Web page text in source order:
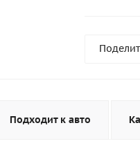
Подходит к авто